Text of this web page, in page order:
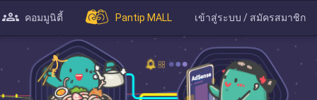
คอมมูนิตี้ Pantip MALL เข้าสู่ระบบ / สมัครสมาชิก